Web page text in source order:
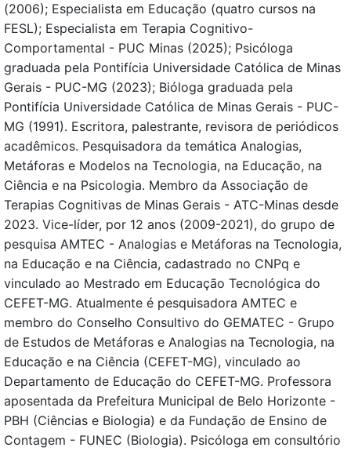
(2006); Especialista em Educação (quatro cursos na
FESL); Especialista em Terapia Cognitivo-
Comportamental - PUC Minas (2025); Psicóloga
graduada pela Pontifícia Universidade Católica de Minas
Gerais - PUC-MG (2023); Bióloga graduada pela
Pontifícia Universidade Católica de Minas Gerais - PUC-
MG (1991). Escritora, palestrante, revisora de periódicos
acadêmicos. Pesquisadora da temática Analogias,
Metáforas e Modelos na Tecnologia, na Educação, na
Ciência e na Psicologia. Membro da Associação de
Terapias Cognitivas de Minas Gerais - ATC-Minas desde
2023. Vice-líder, por 12 anos (2009-2021), do grupo de
pesquisa AMTEC - Analogias e Metáforas na Tecnologia,
na Educação e na Ciência, cadastrado no CNPq e
vinculado ao Mestrado em Educação Tecnológica do
CEFET-MG. Atualmente é pesquisadora AMTEC e
membro do Conselho Consultivo do GEMATEC - Grupo
de Estudos de Metáforas e Analogias na Tecnologia, na
Educação e na Ciência (CEFET-MG), vinculado ao
Departamento de Educação do CEFET-MG. Professora
aposentada da Prefeitura Municipal de Belo Horizonte -
PBH (Ciências e Biologia) e da Fundação de Ensino de
Contagem - FUNEC (Biologia). Psicóloga em consultório